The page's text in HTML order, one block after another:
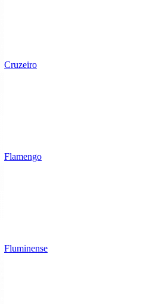
Cruzeiro
Flamengo
Fluminense